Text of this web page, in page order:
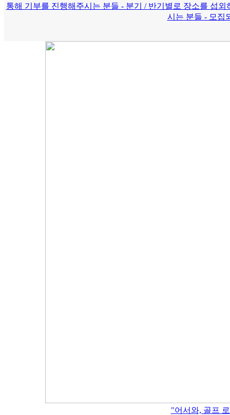
통해 기부를 진행해주시는 분들 - 분기 / 반기별로 장소를 섭
시는 분들 - 모집
"어서와, 골프